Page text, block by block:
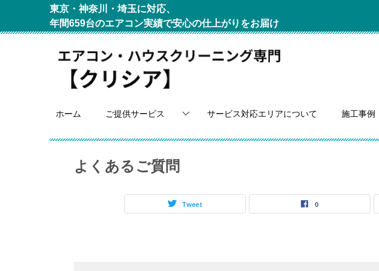
東京・神奈川・埼玉に対応、
年間659台のエアコン実績で安心の仕上がりをお届け
ホーム ご提供サービス サービス対応エリアについて 施工事例
よくあるご質問
Tweet 0